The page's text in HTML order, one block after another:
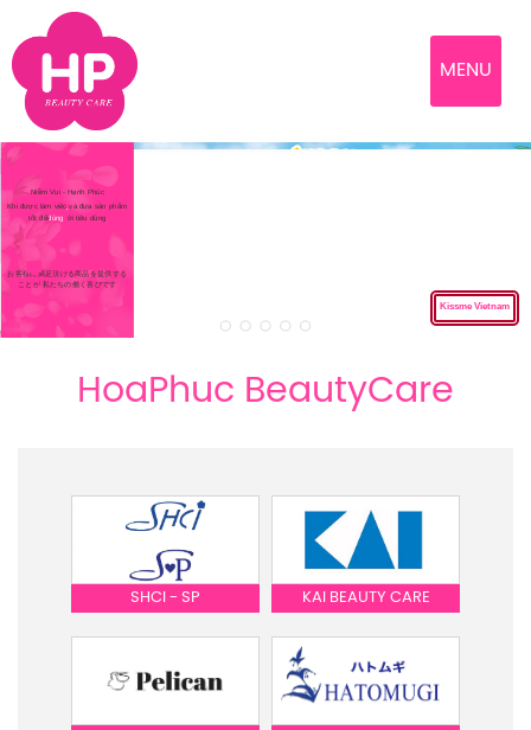
MENU
Niềm Vui - Hạnh Phúc
Khi được làm việc và đưa sản phẩm
tốt đến người tiêu dùng
お客様に満足頂ける商品を提供する
ことが 私たちの働く喜びです
được làm việc và đưa sản phẩm
tốt đến người tiêu dùng
様に満足頂ける商品を提供する
Niềm Vui - Hạnh Phúc
làm việc và đưa sản phẩm
tốt đến người tiêu dùng
様に満足頂ける商品を提供する
とが 私たちの働く喜びです
Niềm Vui - Hạnh Phúc
làm việc và đưa sản phẩm
tốt đến người tiêu dùng
に満足頂ける商品を提供する
とが 私たちの働く喜びです
Niềm Vui - Hạnh Phúc
làm việc và đưa sản phẩm
tốt đến người tiêu dùng
に満足頂ける商品を提供する
が 私たちの働く喜びです
Niềm Vui - Hạnh Phúc
làm việc và đưa sản phẩm
đến người tiêu dùng
満足頂ける商品を提供する
が 私たちの働く喜びです
Vui - Hạnh Phúc
làm việc và đưa sản phẩm
đến người tiêu dùng
満足頂ける商品を提供する
私たちの働く喜びです
Vui - Hạnh Phúc
việc và đưa sản phẩm
người tiêu dùng
足頂ける商品を提供する
私たちの働く喜びです
Vui - Hạnh Phúc
việc và đưa sản phẩm
người tiêu dùng
頂ける商品を提供する
たちの働く喜びです
- Hạnh Phúc
việc và đưa sản phẩm
người tiêu dùng
頂ける商品を提供する
ちの働く喜びです
- Hạnh Phúc
và đưa sản phẩm
tiêu dùng
ける商品を提供する
の働く喜びです
Hạnh Phúc
và đưa sản phẩm
tiêu dùng
る商品を提供する
の働く喜びです
Phúc
đưa sản phẩm
tiêu dùng
商品を提供する
働く喜びです
Phúc
đưa sản phẩm
dùng
品を提供する
く喜びです
sản phẩm
dùng
を提供する
sản phẩm
提供する
phẩm
する
phẩm
提供する
です
sản phẩm
dùng
を提供する
びです
Phúc
sản phẩm
dùng
品を提供する
く喜びです
Phúc
đưa sản phẩm
tiêu dùng
品を提供する
く喜びです
Hạnh Phúc
và đưa sản phẩm
tiêu dùng
る商品を提供する
働く喜びです
Kissme Vietnam
HoaPhuc BeautyCare
SHCI - SP KAI BEAUTY CARE